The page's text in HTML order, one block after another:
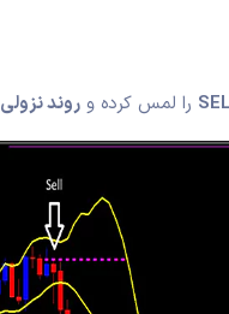
را لمس کرده و روند نزولی